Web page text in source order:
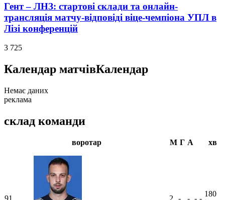
Гент – ЛНЗ: стартові склади та онлайн-
трансляція матчу-відповіді віце-чемпіона УПЛ в
Лізі конференцій
3 725
Календар матчівКалендар
Немає даних
реклама
склад команди
воротар М Г А хв
91 2 - - - -
180